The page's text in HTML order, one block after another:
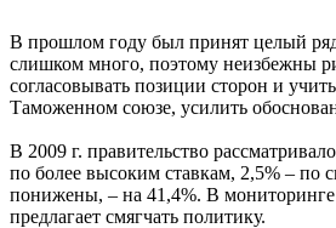
В прошлом году был принят целый
слишком много, поэтому неизбежны
согласовывать позиции сторон и
Таможенном союзе, усилить
В 2009 г. правительство
по более высоким ставкам, 2,5% – по
понижены, – на 41,4%. В
предлагает смягчать политику.